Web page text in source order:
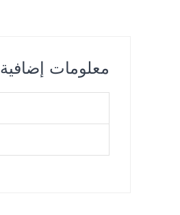
معلومات إضافية